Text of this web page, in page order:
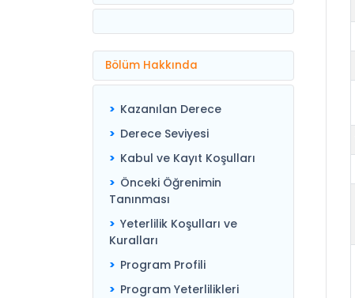
Bölüm Hakkında
Kazanılan Derece
Derece Seviyesi
Kabul ve Kayıt Koşulları
Önceki Öğrenimin
Tanınması
Yeterlilik Koşulları ve
Kuralları
Program Profili
Program Yeterlilikleri